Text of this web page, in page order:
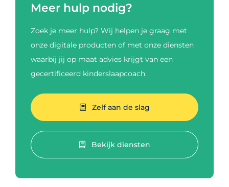
Meer hulp nodig?
Zoek je meer hulp? Wij helpen je graag met
onze digitale producten of met onze diensten
waarbij jij op maat advies krijgt van een
gecertificeerd kinderslaapcoach.
Zelf aan de slag
Bekijk diensten